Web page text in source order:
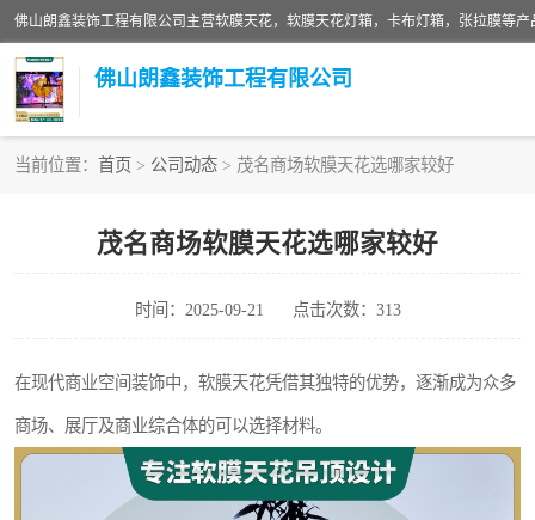
佛山朗鑫装饰工程有限公司
当前位置： 首页 > 公司动态 > 茂名商场软膜天花选哪家较好
茂名商场软膜天花选哪家较好
时间：2025-09-21 点击次数：313
在现代商业空间装饰中，软膜天花凭借其独特的优势，逐渐成为众多
商场、展厅及商业综合体的可以选择材料。